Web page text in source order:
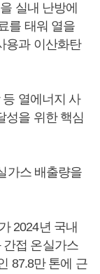
실내 난방에
를 태워 열을
용과 이산화탄
등 열에너지 사
성을 위한 핵심
가스 배출량을
2024년 국내
간접 온실가스
87.8만 톤에 근